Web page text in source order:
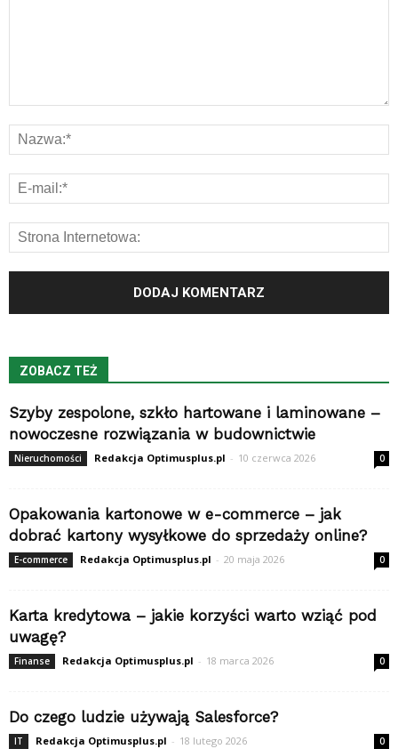
ZOBACZ TEŻ
Szyby zespolone, szkło hartowane i laminowane –
nowoczesne rozwiązania w budownictwie
Nieruchomości Redakcja Optimusplus.pl - 10 czerwca 2026 0
Opakowania kartonowe w e-commerce – jak
dobrać kartony wysyłkowe do sprzedaży online?
E-commerce Redakcja Optimusplus.pl - 20 maja 2026 0
Karta kredytowa – jakie korzyści warto wziąć pod
uwagę?
Finanse Redakcja Optimusplus.pl - 18 marca 2026 0
Do czego ludzie używają Salesforce?
IT Redakcja Optimusplus.pl - 18 lutego 2026 0